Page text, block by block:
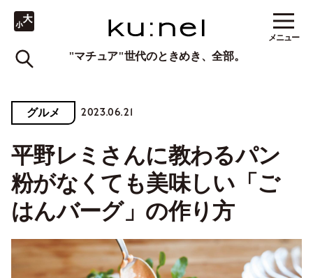
"マチュア"世代のときめき、全部。
メニュー
グルメ 2023.06.21
平野レミさんに教わるパン
粉がなくても美味しい「ご
はんバーグ」の作り方